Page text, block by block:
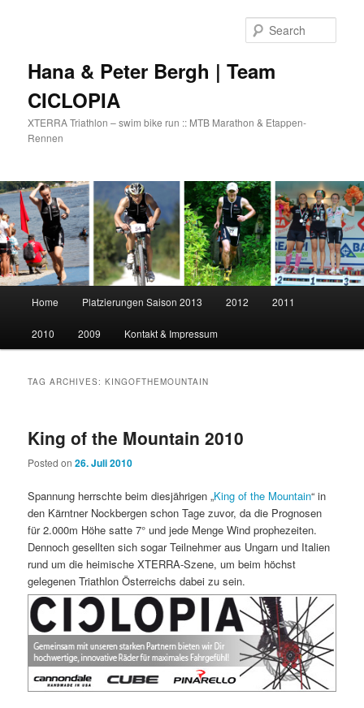
Hana & Peter Bergh | Team
CICLOPIA
XTERRA Triathlon – swim bike run :: MTB Marathon & Etappen-
Rennen
Home Platzierungen Saison 2013 2012 2011
2010 2009 Kontakt & Impressum
TAG ARCHIVES:KINGOFTHEMOUNTAIN
King of the Mountain 2010
Posted on26. Juli 2010
Spannung herrschte beim diesjährigen „King of the Mountain“ in
den Kärntner Nockbergen schon Tage zuvor, da die Prognosen
für 2.000m Höhe satte 7° und jede Menge Wind prophezeiten.
Dennoch gesellten sich sogar Teilnehmer aus Ungarn und Italien
rund um die heimische XTERRA-Szene, um beim höchst
gelegenen Triathlon Österreichs dabei zu sein.